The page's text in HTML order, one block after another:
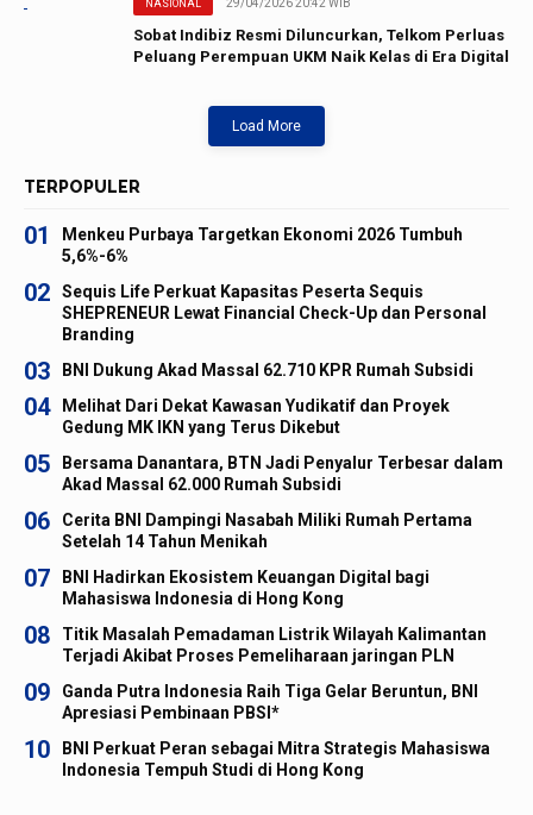
NASIONAL 29/04/2026 20:42 WIB
Sobat Indibiz Resmi Diluncurkan, Telkom Perluas
Peluang Perempuan UKM Naik Kelas di Era Digital
Load More
TERPOPULER
01
Menkeu Purbaya Targetkan Ekonomi 2026 Tumbuh
5,6%-6%
02
Sequis Life Perkuat Kapasitas Peserta Sequis
SHEPRENEUR Lewat Financial Check-Up dan Personal
Branding
03 BNI Dukung Akad Massal 62.710 KPR Rumah Subsidi
04
Melihat Dari Dekat Kawasan Yudikatif dan Proyek
Gedung MK IKN yang Terus Dikebut
05
Bersama Danantara, BTN Jadi Penyalur Terbesar dalam
Akad Massal 62.000 Rumah Subsidi
06
Cerita BNI Dampingi Nasabah Miliki Rumah Pertama
Setelah 14 Tahun Menikah
07
BNI Hadirkan Ekosistem Keuangan Digital bagi
Mahasiswa Indonesia di Hong Kong
08
Titik Masalah Pemadaman Listrik Wilayah Kalimantan
Terjadi Akibat Proses Pemeliharaan jaringan PLN
09
Ganda Putra Indonesia Raih Tiga Gelar Beruntun, BNI
Apresiasi Pembinaan PBSI*
10
BNI Perkuat Peran sebagai Mitra Strategis Mahasiswa
Indonesia Tempuh Studi di Hong Kong